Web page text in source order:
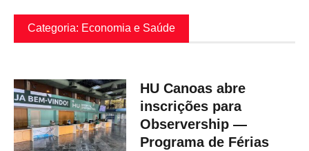
Categoria: Economia e Saúde
HU Canoas abre
inscrições para
Observership —
Programa de Férias